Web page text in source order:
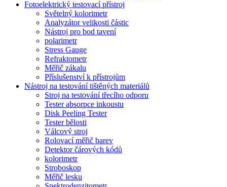
Fotoelektrický testovací přístroj
Světelný kolorimetr
Analyzátor velikosti částic
Nástroj pro bod tavení
polarimetr
Stress Gauge
Refraktometr
Měřič zákalu
Příslušenství k přístrojům
Nástroj na testování tištěných materiálů
Stroj na testování třecího odporu
Tester absorpce inkoustu
Disk Peeling Tester
Tester bělosti
Válcový stroj
Rolovací měřič barev
Detektor čárových kódů
kolorimetr
Stroboskop
Měřič lesku